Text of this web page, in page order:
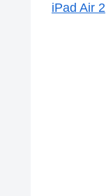
iPad Air 2